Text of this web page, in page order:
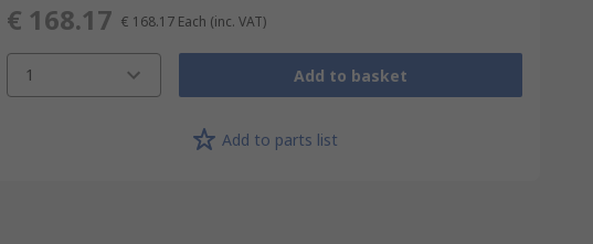
€ 168.17 € 168.17 Each (inc. VAT)
1 Add to basket
Add to parts list